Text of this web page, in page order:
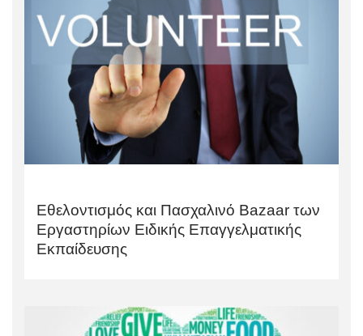
Εθελοντισμός και Πασχαλινό Bazaar των
Εργαστηρίων Ειδικής Επαγγελματικής
Εκπαίδευσης